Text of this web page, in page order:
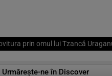
prin omul lui Tzancă
Urmărește-ne în Discover